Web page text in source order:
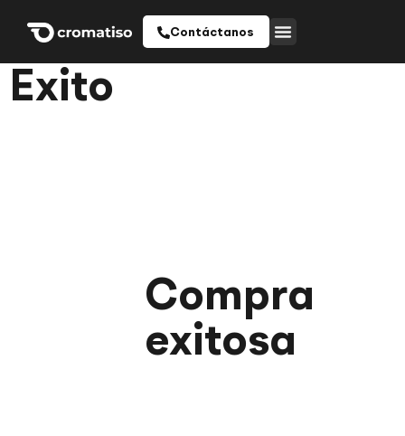
Contáctanos
Exito
Compra
exitosa